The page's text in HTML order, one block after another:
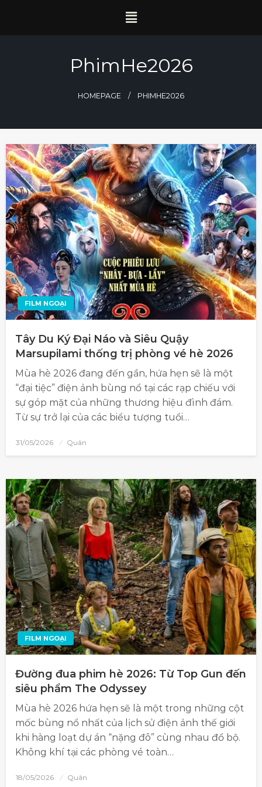
PhimHe2026
HOMEPAGE PHIMHE2026
FILM NGOẠI
Tây Du Ký Đại Náo và Siêu Quậy
Marsupilami thống trị phòng vé hè 2026
Mùa hè 2026 đang đến gần, hứa hẹn sẽ là một
“đại tiệc” điện ảnh bùng nổ tại các rạp chiếu với
sự góp mặt của những thương hiệu đình đám.
Từ sự trở lại của các biểu tượng tuổi…
31/05/2026 Quân
FILM NGOẠI
Đường đua phim hè 2026: Từ Top Gun đến
siêu phẩm The Odyssey
Mùa hè 2026 hứa hẹn sẽ là một trong những cột
mốc bùng nổ nhất của lịch sử điện ảnh thế giới
khi hàng loạt dự án “nặng đô” cùng nhau đổ bộ.
Không khí tại các phòng vé toàn…
18/05/2026 Quân